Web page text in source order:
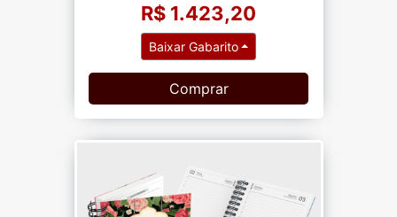
R$ 1.423,20
Baixar Gabarito
Comprar